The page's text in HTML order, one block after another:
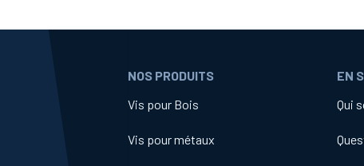
NOS PRODUITS
Vis pour Bois
Vis pour métaux
EN
Qui